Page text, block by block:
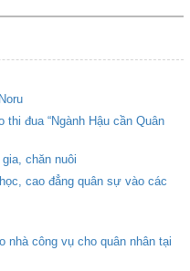
thi đua “Ngành Hậu cần Quân
chăn nuôi
cao đẳng quân sự vào các
nhà công vụ cho quân nhân tại